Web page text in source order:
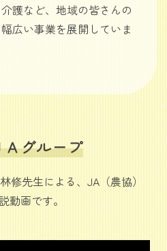
護など、地域の皆さんの
広い事業を展開していま
グループ
修先生による、JA（農協）
動画です。